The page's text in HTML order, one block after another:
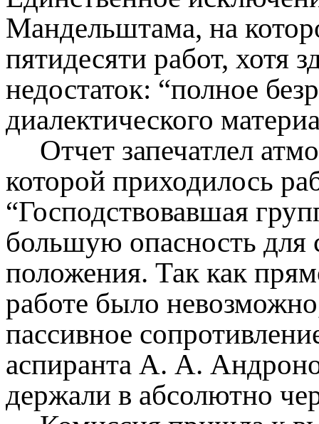
Мандельштама, на
пятидесяти работ, хотя
недостаток: “полное
диалектического
Отчет запечатлел
которой приходилось
“Господствовавшая
большую опасность для
положения. Так как
работе было
пассивное
аспиранта А. А.
держали в абсолютно